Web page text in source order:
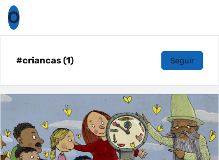
O
#criancas (1) Seguir